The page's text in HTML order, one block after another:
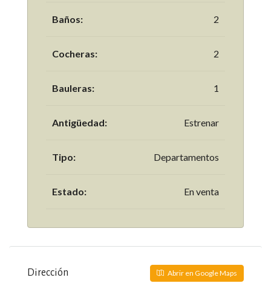
Baños: 2
Cocheras: 2
Bauleras: 1
Antigüedad: Estrenar
Tipo: Departamentos
Estado: En venta
Dirección Abrir en Google Maps